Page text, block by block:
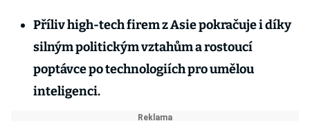
Příliv high-tech firem z Asie pokračuje i díky
silným politickým vztahům a rostoucí
poptávce po technologiích pro umělou
inteligenci.